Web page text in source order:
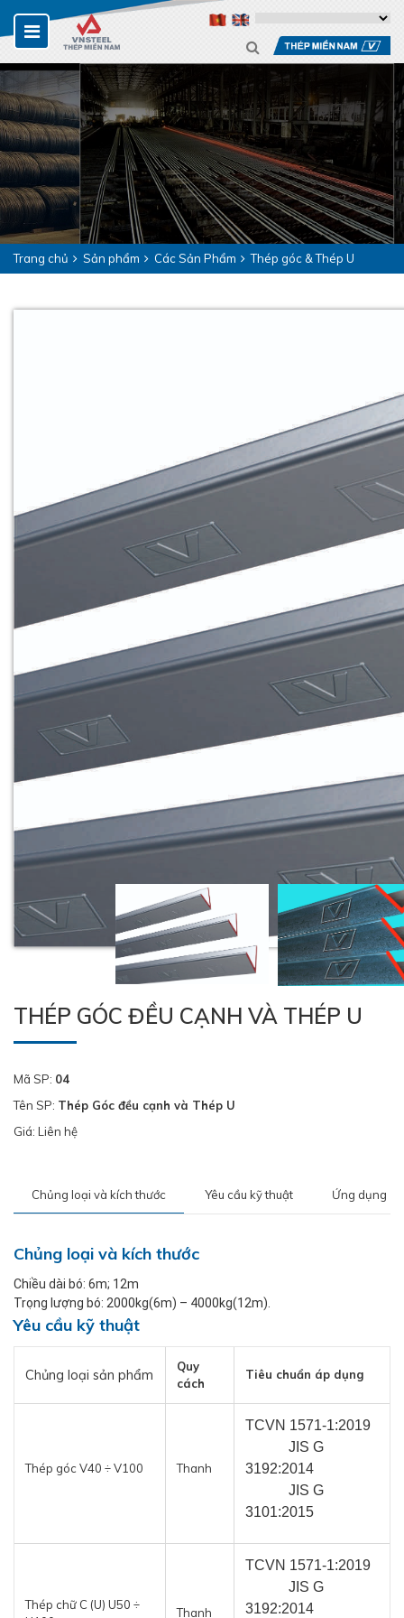
Trang chủ Sản phẩm Các Sản Phẩm Thép góc & Thép U
THÉP GÓC ĐỀU CẠNH VÀ THÉP U
Mã SP: 04
Tên SP: Thép Góc đều cạnh và Thép U
Giá: Liên hệ
Chủng loại và kích thước Yêu cầu kỹ thuật Ứng dụng
Chủng loại và kích thước
Chiều dài bó: 6m; 12m
Trọng lượng bó: 2000kg(6m) – 4000kg(12m).
Yêu cầu kỹ thuật
Chủng loại sản phẩm
Quy
cách
Tiêu chuẩn áp dụng
Thép góc V40 ÷ V100 Thanh
TCVN 1571-1:2019
3192:2014
3101:2015
Thép chữ C (U) U50 ÷
Thanh
TCVN 1571-1:2019
3192:2014